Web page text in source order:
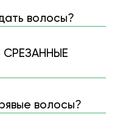
волосы?
СРЕЗАННЫЕ
волосы?